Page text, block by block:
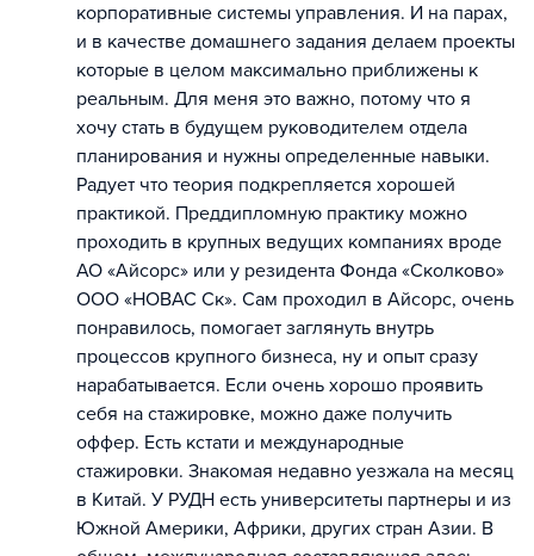
корпоративные системы управления. И на парах,
и в качестве домашнего задания делаем проекты
которые в целом максимально приближены к
реальным. Для меня это важно, потому что я
хочу стать в будущем руководителем отдела
планирования и нужны определенные навыки.
Радует что теория подкрепляется хорошей
практикой. Преддипломную практику можно
проходить в крупных ведущих компаниях вроде
АО «Айсорс» или у резидента Фонда «Сколково»
ООО «НОВАС Ск». Сам проходил в Айсорс, очень
понравилось, помогает заглянуть внутрь
процессов крупного бизнеса, ну и опыт сразу
нарабатывается. Если очень хорошо проявить
себя на стажировке, можно даже получить
оффер. Есть кстати и международные
стажировки. Знакомая недавно уезжала на месяц
в Китай. У РУДН есть университеты партнеры и из
Южной Америки, Африки, других стран Азии. В